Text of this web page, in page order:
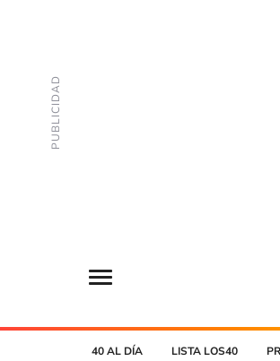
40 AL DÍA LISTA LOS40